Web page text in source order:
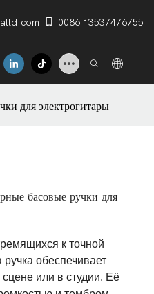
0086 13537476755
для электрогитары
басовые ручки для
к точной
обеспечивает
или в студии. Её